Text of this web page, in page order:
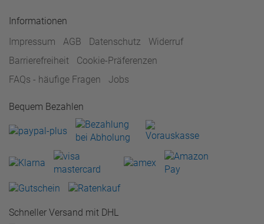
Informationen
Impressum
AGB Datenschutz
Widerruf
Barrierefreiheit
Cookie-Präferenzen
FAQs - häufige Fragen
Jobs
Bequem Bezahlen
Schneller Versand mit DHL